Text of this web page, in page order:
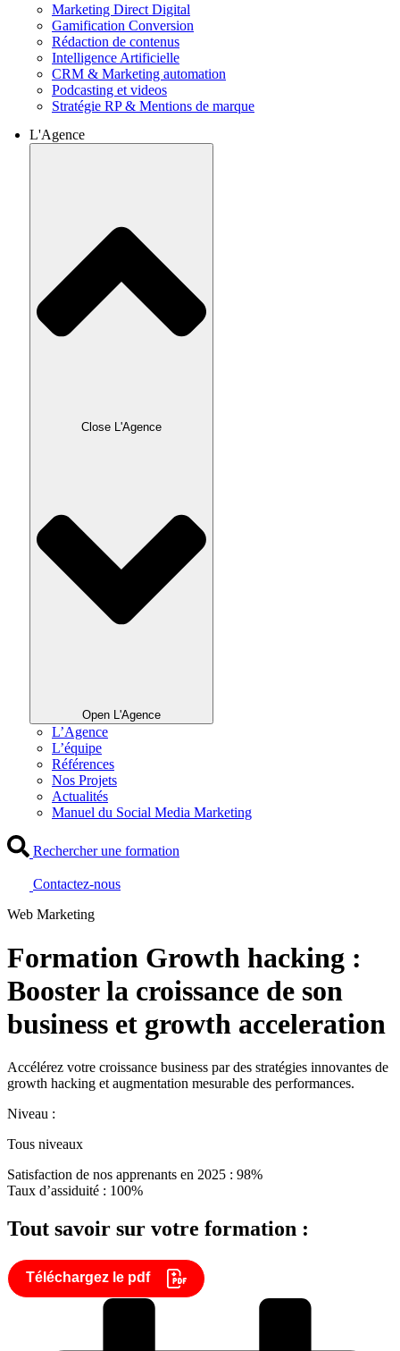
Marketing Direct Digital
Gamification Conversion
Rédaction de contenus
Intelligence Artificielle
CRM & Marketing automation
Podcasting et videos
Stratégie RP & Mentions de marque
L'Agence
Close L'Agence
Open L'Agence
L’Agence
L’équipe
Références
Nos Projets
Actualités
Manuel du Social Media Marketing
Rechercher une formation
Contactez-nous
Web Marketing
Formation Growth hacking :
Booster la croissance de son
business et growth acceleration
Accélérez votre croissance business par des stratégies innovantes de
growth hacking et augmentation mesurable des performances.
Niveau :
Tous niveaux
Satisfaction de nos apprenants en 2025 : 98%
Taux d’assiduité : 100%
Tout savoir sur votre formation :
Téléchargez le pdf